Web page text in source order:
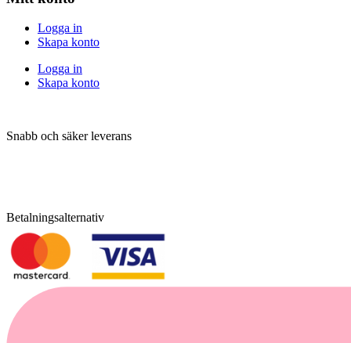
Logga in
Skapa konto
Logga in
Skapa konto
Snabb och säker leverans
Betalningsalternativ